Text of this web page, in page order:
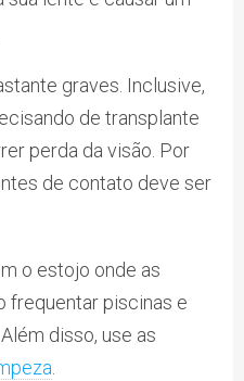
graves. Inclusive,
de transplante
perda da visão. Por
de contato deve ser
o estojo onde as
frequentar piscinas e
disso, use as